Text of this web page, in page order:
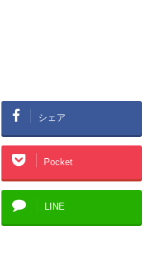
シェア
Pocket
LINE